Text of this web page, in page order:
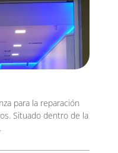
para la reparación
Situado dentro de la